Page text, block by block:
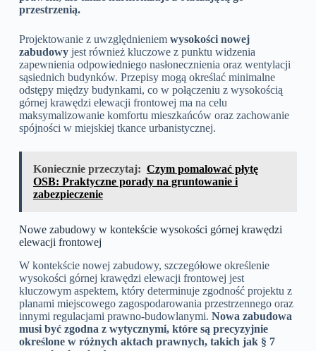
przestrzenią.
Projektowanie z uwzględnieniem wysokości nowej
zabudowyjest również kluczowe z punktu widzenia
zapewnienia odpowiedniego nasłonecznienia oraz wentylacji
sąsiednich budynków. Przepisy mogą określać minimalne
odstępy między budynkami, co w połączeniu z wysokością
górnej krawędzi elewacji frontowej ma na celu
maksymalizowanie komfortu mieszkańców oraz zachowanie
spójności w miejskiej tkance urbanistycznej.
Koniecznie przeczytaj: Czym pomalować płytę
OSB: Praktyczne porady na gruntowanie i
zabezpieczenie
Nowe zabudowy w kontekście wysokości górnej krawędzi
elewacji frontowej
W kontekście nowej zabudowy, szczegółowe określenie
wysokości górnej krawędzi elewacji frontowej jest
kluczowym aspektem, który determinuje zgodność projektu z
planami miejscowego zagospodarowania przestrzennego oraz
innymi regulacjami prawno-budowlanymi. Nowa zabudowa
musi być zgodna z wytycznymi, które są precyzyjnie
określone w różnych aktach prawnych, takich jak § 7